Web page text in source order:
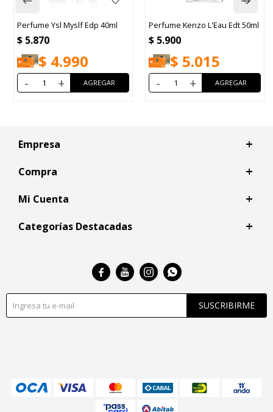
Perfume Ysl Myslf Edp 40ml
$ 5.870
$ 4.990
- +
Perfume Kenzo L'Eau Edt 50ml
$ 5.900
$ 5.015
- +
Empresa
Compra
Mi Cuenta
Categorías Destacadas
SUSCRIBIRME
   